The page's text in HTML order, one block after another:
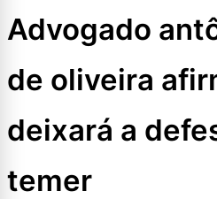
Advogado
de oliveira
deixará a
temer